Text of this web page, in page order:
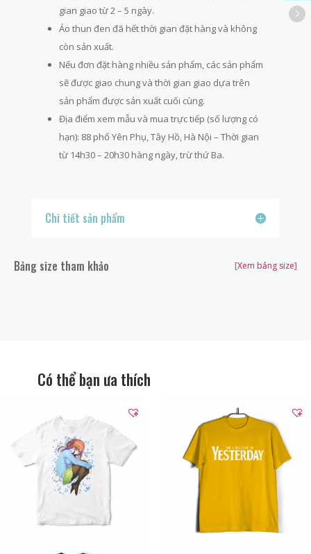
gian giao từ 2 – 5 ngày.
Áo thun đen đã hết thời gian đặt hàng và không
còn sản xuất.
Nếu đơn đặt hàng nhiều sản phẩm, các sản phẩm
sẽ được giao chung và thời gian giao dựa trên
sản phẩm được sản xuất cuối cùng.
Địa điểm xem mẫu và mua trực tiếp (số lượng có
hạn): 88 phố Yên Phụ, Tây Hồ, Hà Nội – Thời gian
từ 14h30 – 20h30 hàng ngày, trừ thứ Ba.
Chi tiết sản phẩm
Bảng size tham khảo
Có thể bạn ưa thích